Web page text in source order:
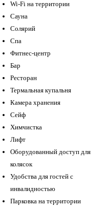
Wi-Fi на территории
Сауна
Солярий
Спа
Фитнес-центр
Бар
Ресторан
Термальная купальня
Камера хранения
Сейф
Химчистка
Лифт
Оборудованный доступ для
колясок
Удобства для гостей с
инвалидностью
Парковка на территории